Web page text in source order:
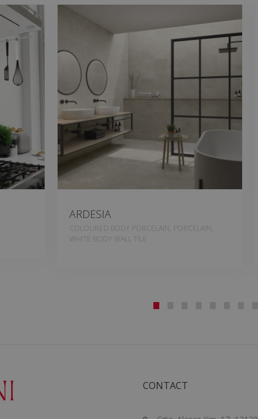
ARDESIA
COLOURED BODY PORCELAIN, PORCELAIN,
WHITE BODY WALL TILE
CONTACT